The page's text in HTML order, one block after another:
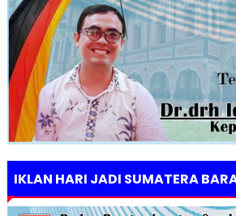
IKLAN HARI JADI SUMATERA